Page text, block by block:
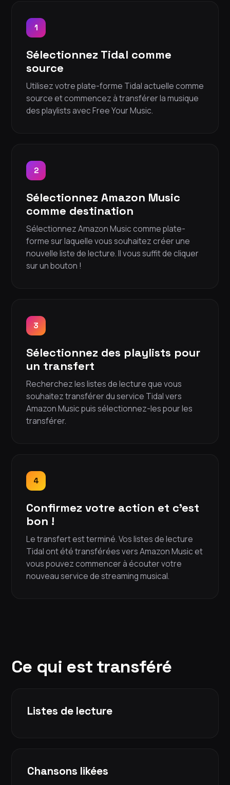
1
Sélectionnez Tidal comme
source
Utilisez votre plate-forme Tidal actuelle comme
source et commencez à transférer la musique
des playlists avec Free Your Music.
2
Sélectionnez Amazon Music
comme destination
Sélectionnez Amazon Music comme plate-
forme sur laquelle vous souhaitez créer une
nouvelle liste de lecture. Il vous suffit de cliquer
sur un bouton !
3
Sélectionnez des playlists pour
un transfert
Recherchez les listes de lecture que vous
souhaitez transférer du service Tidal vers
Amazon Music puis sélectionnez-les pour les
transférer.
4
Confirmez votre action et c'est
bon !
Le transfert est terminé. Vos listes de lecture
Tidal ont été transférées vers Amazon Music et
vous pouvez commencer à écouter votre
nouveau service de streaming musical.
Ce qui est transféré
Listes de lecture
Chansons likées